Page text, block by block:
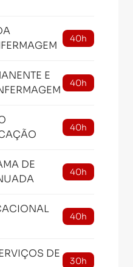
40h
E
40h
40h
DE
40h
40h
DE
30h